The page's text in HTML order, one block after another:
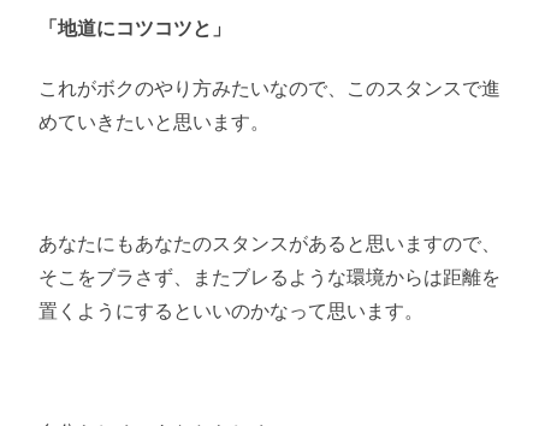
「地道にコツコツと」
これがボクのやり方みたいなので、このスタンスで進
めていきたいと思います。
あなたにもあなたのスタンスがあると思いますので、
そこをブラさず、またブレるような環境からは距離を
置くようにするといいのかなって思います。